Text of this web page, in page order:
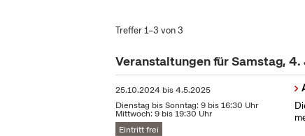
Treffer 1–3 von 3
Veranstaltungen für Samstag,
25.10.2024 bis4.5.2025
Dienstag bis Sonntag: 9 bis 16:30 Uhr
Mittwoch: 9 bis 19:30 Uhr
Eintritt frei